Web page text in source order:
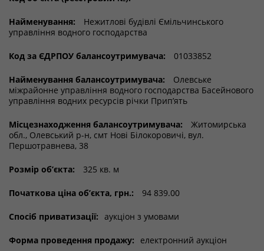
Найменування:
Нежитлові будівлі Ємільчинського
управління водного господарства
Код за ЄДРПОУ балансоутримувача: 01033852
Найменування балансоутримувача:
Олевське
міжрайонне управління водного господарства Басейнового
управління водних ресурсів річки Прип’ять
Місцезнаходження балансоутримувача:
Житомирська
обл., Олевський р-н, смт Нові Білокоровичі, вул.
Першотравнева, 38
Розмір об’єкта: 325 кв. м
Початкова ціна об’єкта, грн.: 94 839.00
Спосіб приватизації: аукціон з умовами
Форма проведення продажу: електронний аукціон